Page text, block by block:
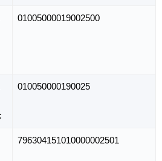
01005000019002500
010050000190025
796304151010000002501